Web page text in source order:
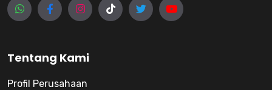
Tentang Kami
Profil Perusahaan